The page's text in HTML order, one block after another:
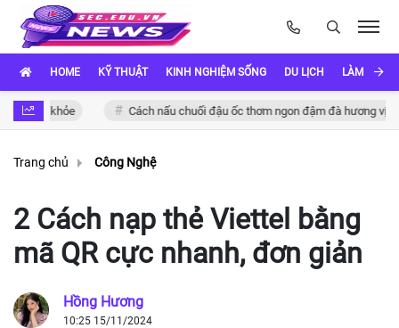
HOME KỸ THUẬT KINH NGHIỆM SỐNG DU LỊCH LÀM ĐẸP
khỏe Cách nấu chuối đậu ốc thơm ngon đậm đà hương vị Việt
Trang chủ Công Nghệ
2 Cách nạp thẻ Viettel bằng
mã QR cực nhanh, đơn giản
Hồng Hương
10:25 15/11/2024